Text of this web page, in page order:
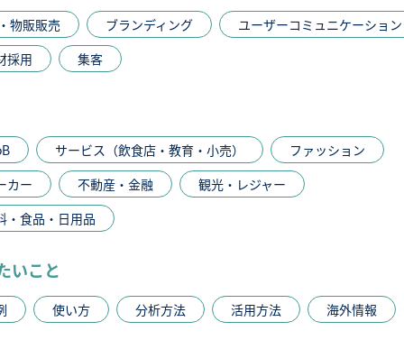
物販販売 ブランディング
ユーザーコミュニケーション
採用
集客
サービス（飲食店・教育・小売）
ファッション
カー
不動産・金融
観光・レジャー
・食品・日用品
いこと
使い方 分析方法 活用方法 海外情報